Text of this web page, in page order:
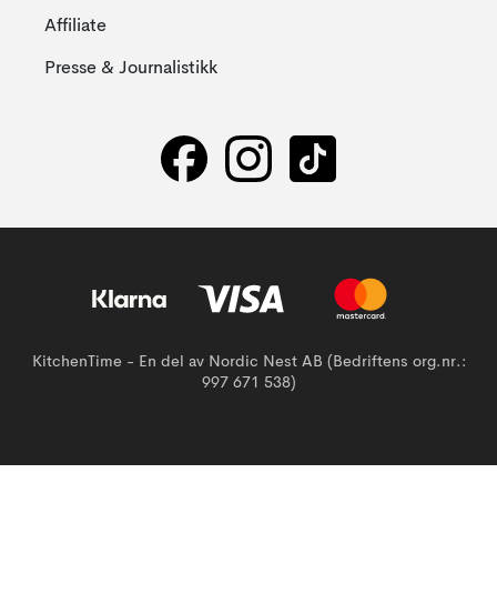
Affiliate
Presse & Journalistikk
KitchenTime - En del av Nordic Nest AB (Bedriftens org.nr.:
997 671 538)